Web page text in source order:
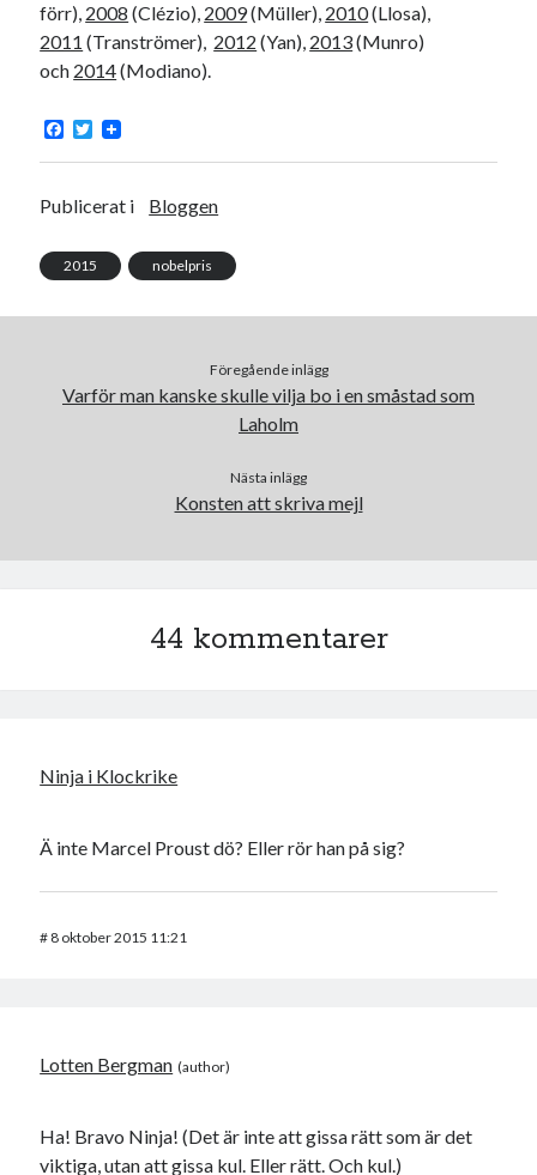
förr), 2008 (Clézio), 2009(Müller), 2010(Llosa),
2011 (Tranströmer), 2012 (Yan), 2013(Munro)
och 2014(Modiano).
F
c
b
k
T
i
t
Publicerat i Bloggen
2015 nobelpris
Föregående inlägg
Varför man kanske skulle vilja bo i en småstad som
Laholm
Nästa inlägg
Konsten att skriva mejl
44 kommentarer
Ninja i Klockrike
Ä inte Marcel Proust dö? Eller rör han på sig?
# 8 oktober 2015 11:21
Lotten Bergman
Ha! Bravo Ninja! (Det är inte att gissa rätt som är det
viktiga, utan att gissa kul. Eller rätt. Och kul.)